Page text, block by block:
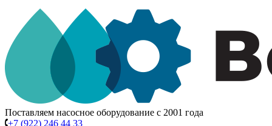
Поставляем насосное оборудование с 2001 года
+7 (922) 246 44 33